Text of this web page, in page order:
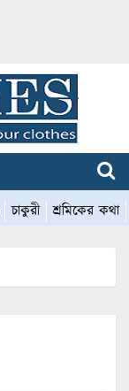
চাকুরী শ্রমিকের কথা